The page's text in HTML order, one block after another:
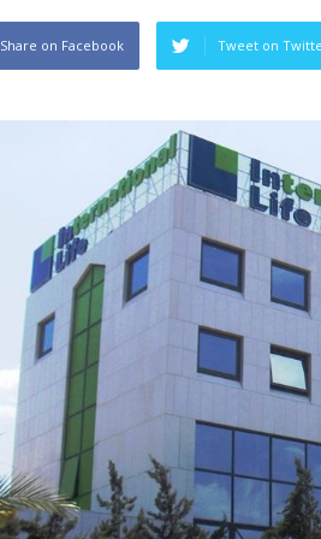
Share on Facebook Tweet on